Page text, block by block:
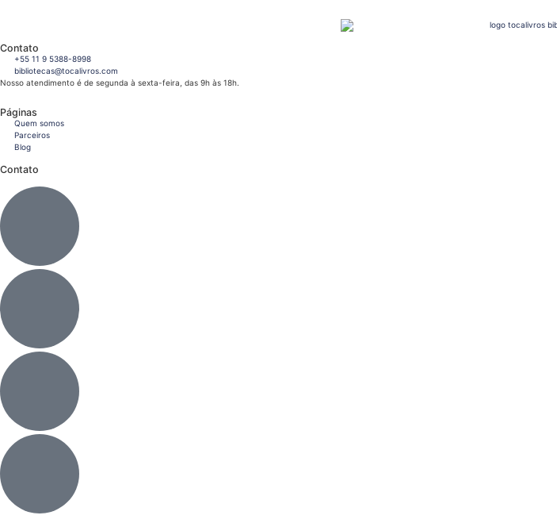
Contato
+55 11 9 5388-8998
bibliotecas@tocalivros.com
Nosso atendimento é de segunda à sexta-feira, das 9h às 18h.
Páginas
Quem somos
Parceiros
Blog
Contato